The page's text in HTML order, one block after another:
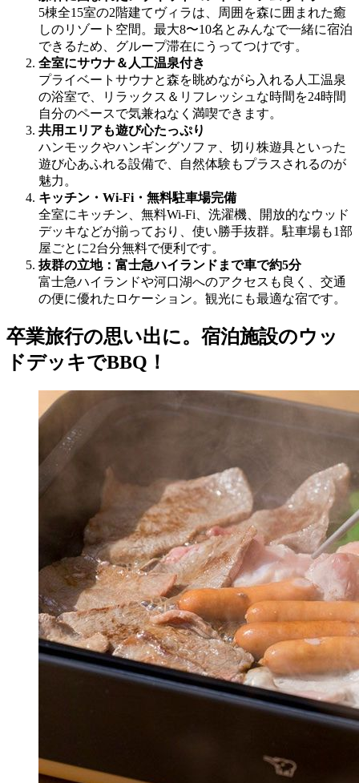
5棟全15室の2階建てヴィラは、周囲を森に囲まれた癒
しのリゾート空間。最大8〜10名とみんなで一緒に宿泊
できるため、グループ滞在にうってつけです。
全室にサウナ＆人工温泉付き
プライベートサウナと森を眺めながら入れる人工温泉
の浴室で、リラックス＆リフレッシュな時間を24時間
自分のペースで気兼ねなく満喫できます。
共用エリアも遊び心たっぷり
ハンモックやハンギングソファ、切り株遊具といった
遊び心あふれる設備で、自然体験もプラスされるのが
魅力。
キッチン・Wi-Fi・無料駐車場完備
全室にキッチン、無料Wi-Fi、洗濯機、開放的なウッド
デッキなどが揃っており、使い勝手抜群。駐車場も1部
屋ごとに2台分無料で便利です。
抜群の立地：富士急ハイランドまで車で約5分
富士急ハイランドや河口湖へのアクセスも良く、交通
の便に優れたロケーション。観光にも最適な宿です。
卒業旅行の思い出に。宿泊施設のウッ
ドデッキでBBQ！